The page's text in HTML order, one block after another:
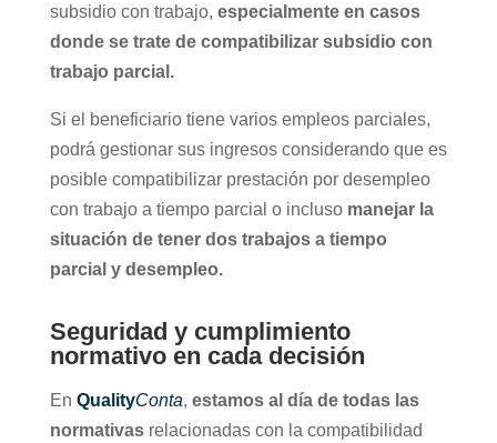
subsidio con trabajo, especialmente en casos
donde se trate de compatibilizar subsidio con
trabajo parcial.
Si el beneficiario tiene varios empleos parciales,
podrá gestionar sus ingresos considerando que es
posible compatibilizar prestación por desempleo
con trabajo a tiempo parcial o incluso manejar la
situación de tener dos trabajos a tiempo
parcial y desempleo.
Seguridad y cumplimiento
normativo en cada decisión
En QualityConta, estamos al día de todas las
normativasrelacionadas con la compatibilidad